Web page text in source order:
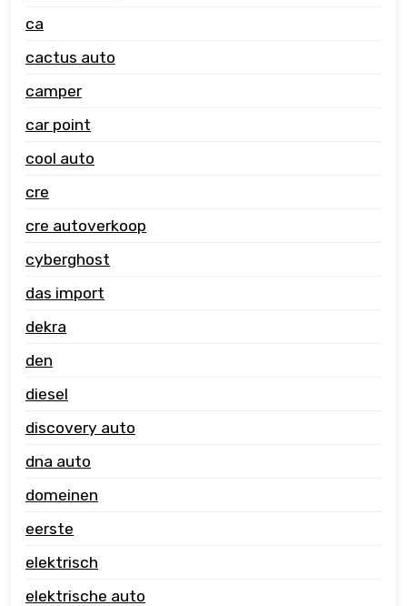
ca
cactus auto
camper
car point
cool auto
cre
cre autoverkoop
cyberghost
das import
dekra
den
diesel
discovery auto
dna auto
domeinen
eerste
elektrisch
elektrische auto